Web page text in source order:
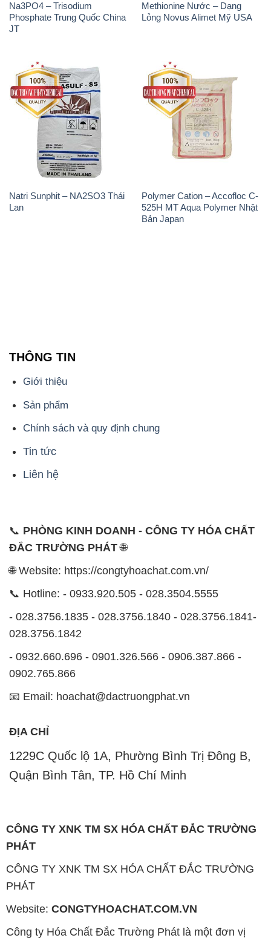
Na3PO4 – Trisodium
Phosphate Trung Quốc China
JT
Methionine Nước – Dạng
Lỏng Novus Alimet Mỹ USA
Natri Sunphit – NA2SO3 Thái
Lan
Polymer Cation – Accofloc C-
525H MT Aqua Polymer Nhật
Bản Japan
THÔNG TIN
Giới thiệu
Sản phẩm
Chính sách và quy định chung
Tin tức
Liên hệ
📞 PHÒNG KINH DOANH - CÔNG TY HÓA CHẤT
ĐẮC TRƯỜNG PHÁT🌐
🌐 Website: https://congtyhoachat.com.vn/
📞 Hotline: - 0933.920.505 - 028.3504.5555
- 028.3756.1835 - 028.3756.1840 - 028.3756.1841-
028.3756.1842
- 0932.660.696 - 0901.326.566 - 0906.387.866 -
0902.765.866
📧 Email: hoachat@dactruongphat.vn
ĐỊA CHỈ
1229C Quốc lộ 1A, Phường Bình Trị Đông B,
Quận Bình Tân, TP. Hồ Chí Minh
CÔNG TY XNK TM SX HÓA CHẤT ĐẮC TRƯỜNG
PHÁT
CÔNG TY XNK TM SX HÓA CHẤT ĐẮC TRƯỜNG
PHÁT
Website: CONGTYHOACHAT.COM.VN
Công ty Hóa Chất Đắc Trường Phát là một đơn vị